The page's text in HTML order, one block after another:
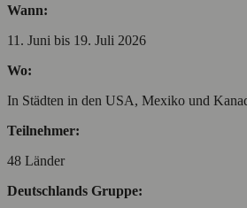
Wann:
11. Juni bis 19. Juli 2026
Wo:
In Städten in den USA, Mexiko und
Teilnehmer:
48 Länder
Deutschlands Gruppe: